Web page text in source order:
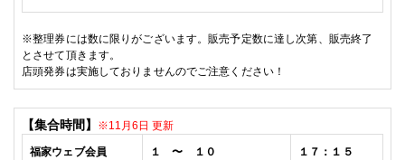
※整理券には数に限りがございます。販売予定数に達し次第、販売終了
とさせて頂きます。
店頭発券は実施しておりませんのでご注意ください！
【集合時間】 ※11月6日 更新
福家ウェブ会員 １ 〜 １０ １７：１５